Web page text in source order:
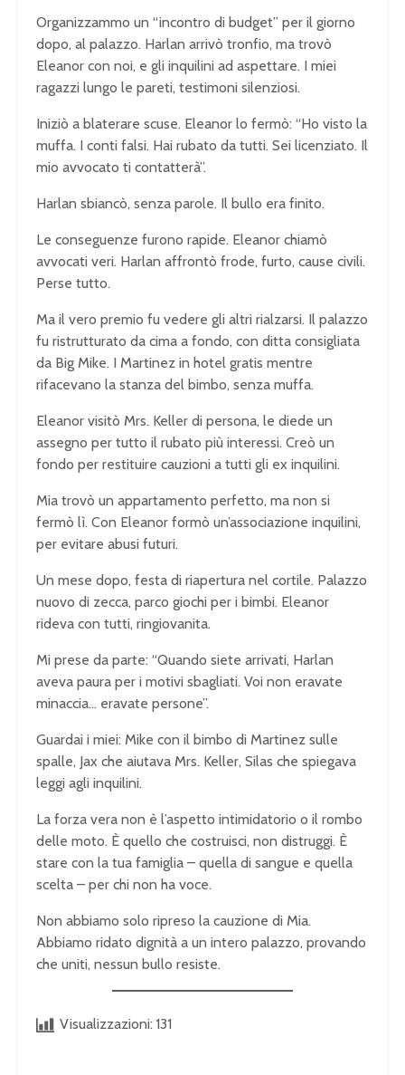
Organizzammo un “incontro di budget” per il giorno
dopo, al palazzo. Harlan arrivò tronfio, ma trovò
Eleanor con noi, e gli inquilini ad aspettare. I miei
ragazzi lungo le pareti, testimoni silenziosi.
Iniziò a blaterare scuse. Eleanor lo fermò: “Ho visto la
muffa. I conti falsi. Hai rubato da tutti. Sei licenziato. Il
mio avvocato ti contatterà”.
Harlan sbiancò, senza parole. Il bullo era finito.
Le conseguenze furono rapide. Eleanor chiamò
avvocati veri. Harlan affrontò frode, furto, cause civili.
Perse tutto.
Ma il vero premio fu vedere gli altri rialzarsi. Il palazzo
fu ristrutturato da cima a fondo, con ditta consigliata
da Big Mike. I Martinez in hotel gratis mentre
rifacevano la stanza del bimbo, senza muffa.
Eleanor visitò Mrs. Keller di persona, le diede un
assegno per tutto il rubato più interessi. Creò un
fondo per restituire cauzioni a tutti gli ex inquilini.
Mia trovò un appartamento perfetto, ma non si
fermò lì. Con Eleanor formò un’associazione inquilini,
per evitare abusi futuri.
Un mese dopo, festa di riapertura nel cortile. Palazzo
nuovo di zecca, parco giochi per i bimbi. Eleanor
rideva con tutti, ringiovanita.
Mi prese da parte: “Quando siete arrivati, Harlan
aveva paura per i motivi sbagliati. Voi non eravate
minaccia… eravate persone”.
Guardai i miei: Mike con il bimbo di Martinez sulle
spalle, Jax che aiutava Mrs. Keller, Silas che spiegava
leggi agli inquilini.
La forza vera non è l’aspetto intimidatorio o il rombo
delle moto. È quello che costruisci, non distruggi. È
stare con la tua famiglia – quella di sangue e quella
scelta – per chi non ha voce.
Non abbiamo solo ripreso la cauzione di Mia.
Abbiamo ridato dignità a un intero palazzo, provando
che uniti, nessun bullo resiste.
Visualizzazioni: 131